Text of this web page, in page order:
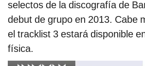
selectos de la discografía de
debut de grupo en 2013. Cabe
el tracklist 3 estará disponible
física.